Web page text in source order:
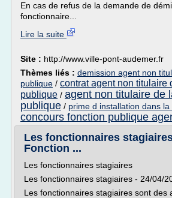
En cas de refus de la demande de
fonctionnaire...
Lire la suite
Site : http://www.ville-pont-audemer.fr
Thèmes liés : demission agent non
publique / contrat agent non titulaire
publique / agent non titulaire de
publique / prime d installation dans
concours fonction publique
Les fonctionnaires
Fonction ...
Les fonctionnaires stagiaires
Les fonctionnaires stagiaires - 24/04/
Les fonctionnaires stagiaires sont des